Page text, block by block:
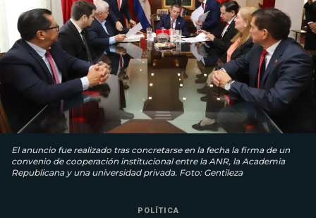
El anuncio fue realizado tras concretarse en la fecha la firma de un
convenio de cooperación institucional entre la ANR, la Academia
Republicana y una universidad privada. Foto: Gentileza
POLÍTICA